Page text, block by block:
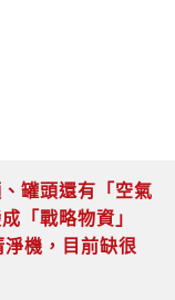
罐頭還有「空氣
「戰略物資」
機，目前缺很